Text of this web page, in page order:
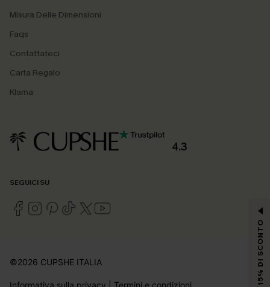
Misura Delle Dimensioni
Faqs
Contattateci
Carta Regalo
Klarna
4.3
SEGUICI SU
©2026 CUPSHE ITALIA 15% DI SCONTO